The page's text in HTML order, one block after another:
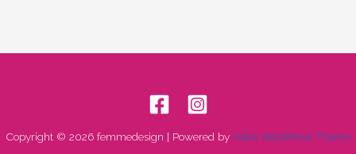
Copyright © 2026 femmedesign | Powered by Astra WordPress Theme